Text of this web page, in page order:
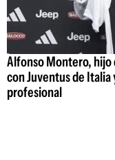
Alfonso Montero, hijo
con Juventus de
profesional